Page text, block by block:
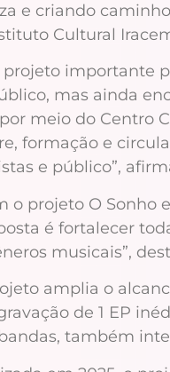
e criando
Cultural
projeto importante
mas ainda
meio do Centro
formação e
e público”,
o projeto O Sonho
é fortalecer
musicais”,
amplia o
de 1 EP
também